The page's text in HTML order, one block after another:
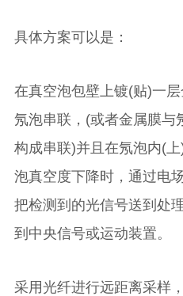
具体方案可以是：
在真空泡包壁上镀(贴)一
氖泡串联，(或者金属膜与
构成串联)并且在氖泡内(
泡真空度下降时，通过电
把检测到的光信号送到处
到中央信号或运动装置。
采用光纤进行远距离采样